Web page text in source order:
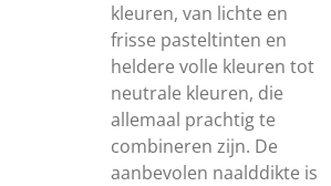
kleuren, van lichte en
frisse pasteltinten en
heldere volle kleuren tot
neutrale kleuren, die
allemaal prachtig te
combineren zijn. De
aanbevolen naalddikte is